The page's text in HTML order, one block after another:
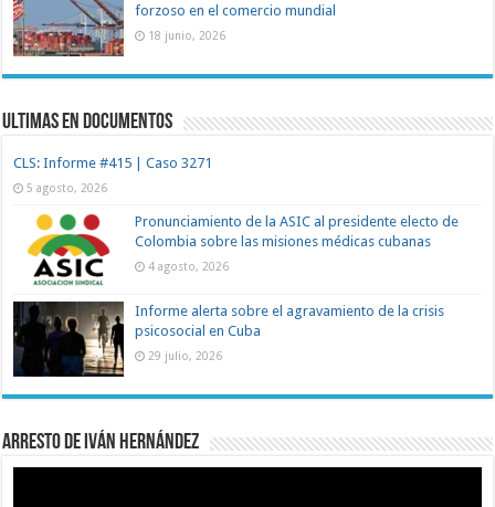
forzoso en el comercio mundial
18 junio, 2026
Ultimas en documentos
CLS: Informe #415 | Caso 3271
5 agosto, 2026
Pronunciamiento de la ASIC al presidente electo de
Colombia sobre las misiones médicas cubanas
4 agosto, 2026
Informe alerta sobre el agravamiento de la crisis
psicosocial en Cuba
29 julio, 2026
Arresto de Iván Hernández